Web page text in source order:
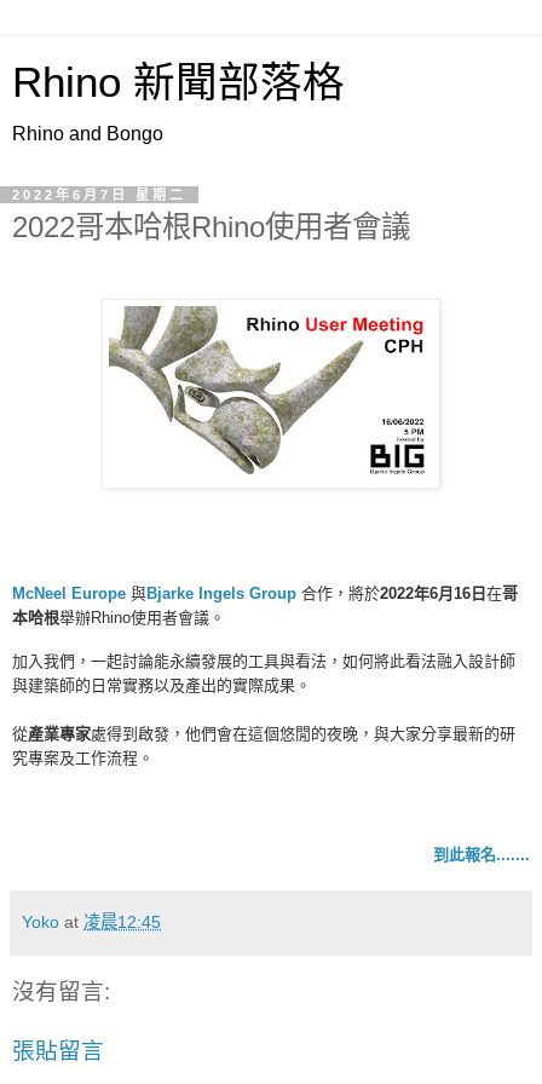
Rhino 新聞部落格
Rhino and Bongo
2022年6月7日 星期二
2022哥本哈根Rhino使用者會議
McNeel Europe 與Bjarke Ingels Group 合作，將於2022年6月16日 在哥
本哈根舉辦Rhino使用者會議。
加入我們，一起討論能永續發展的工具與看法，如何將此看法融入設計師
與建築師的日常實務以及產出的實際成果。
從產業專家處得到啟發，他們會在這個悠閒的夜晚，與大家分享最新的研
究專案及工作流程。
到此報名.......
Yoko at 凌晨12:45
沒有留言:
張貼留言